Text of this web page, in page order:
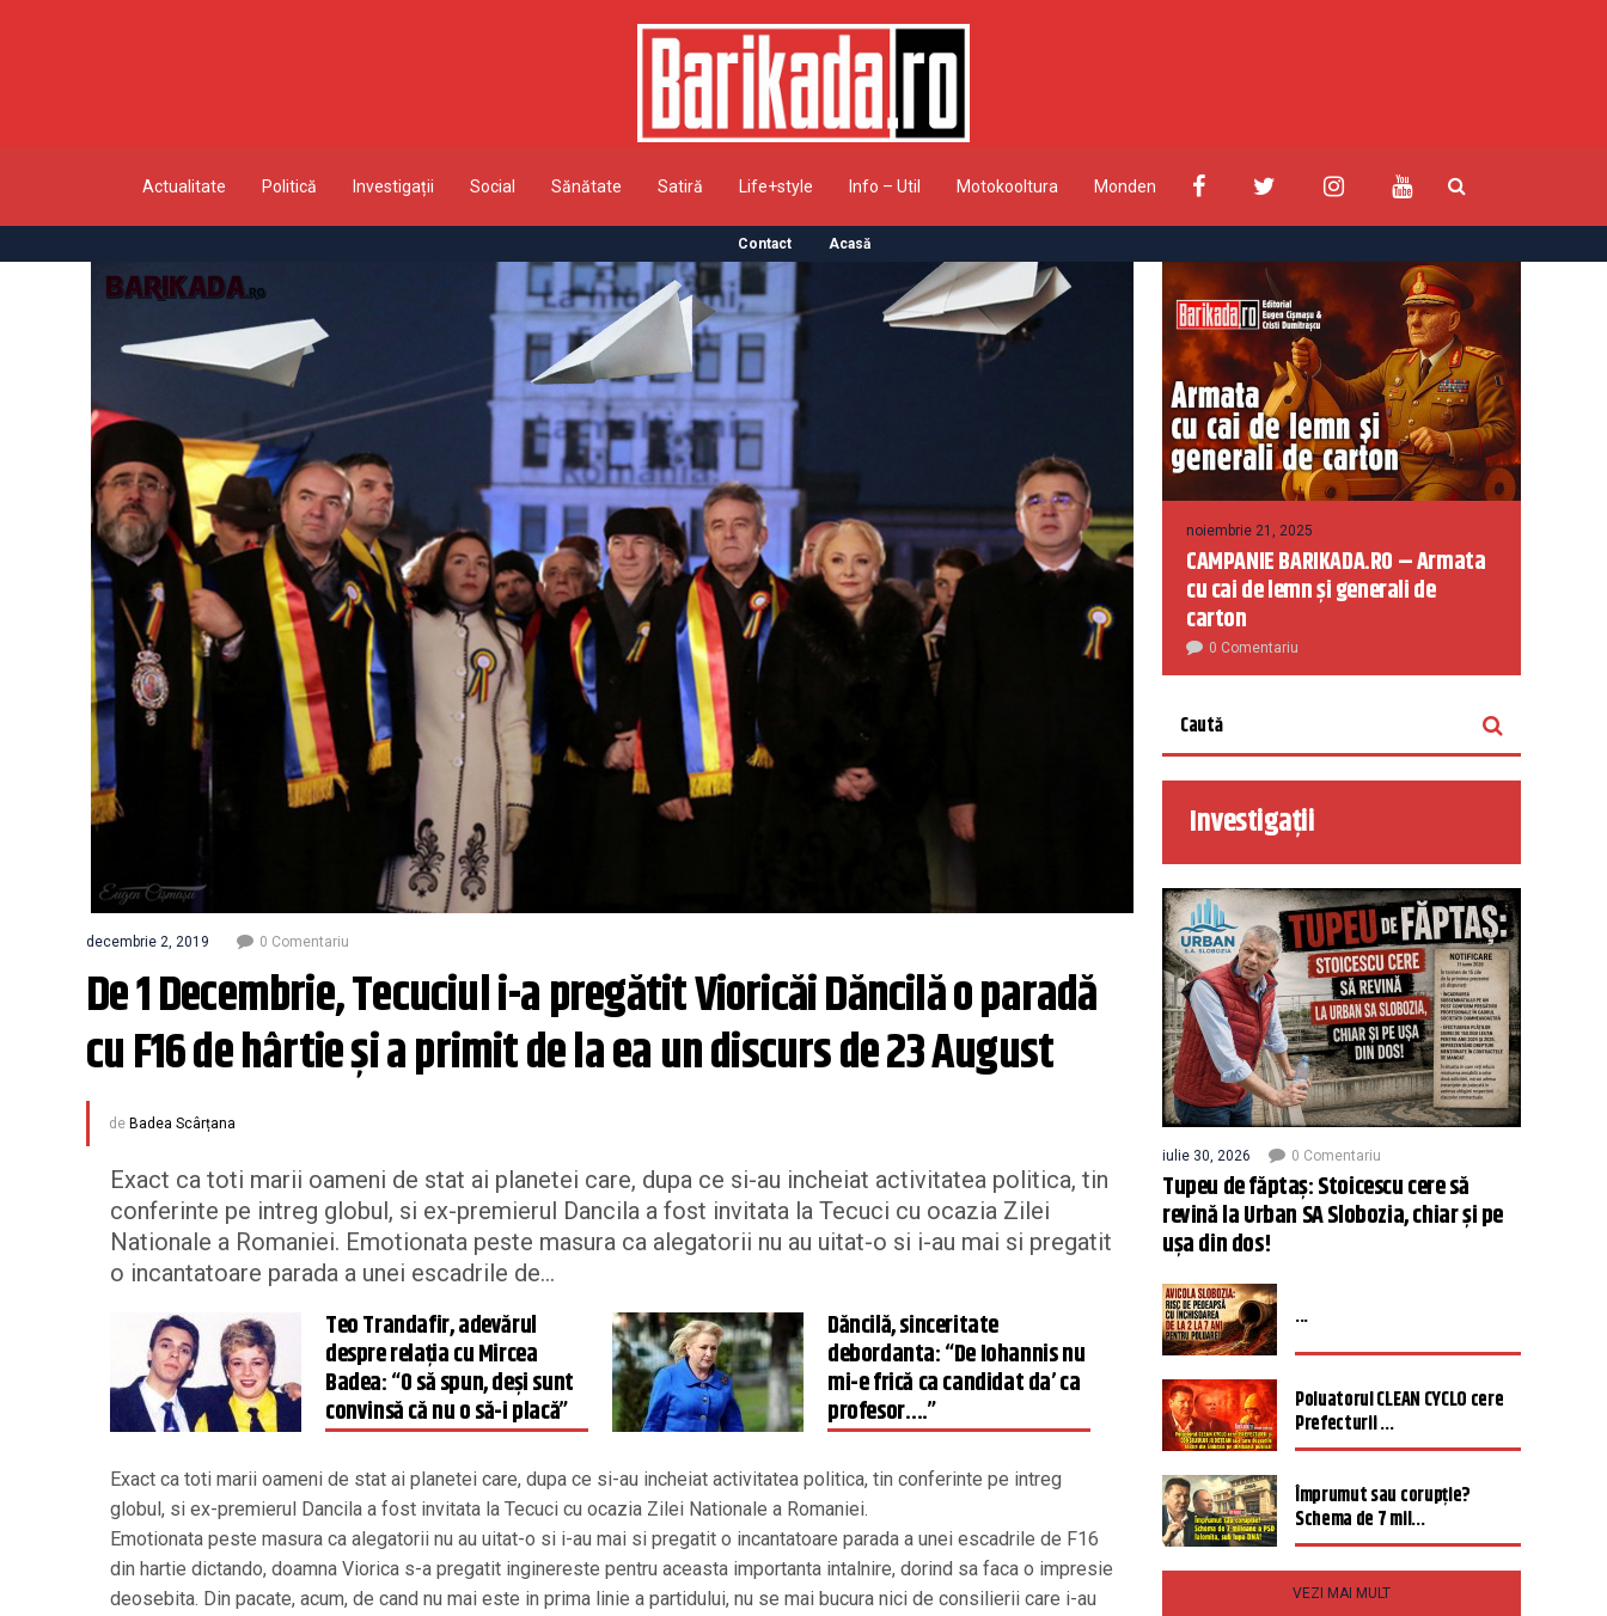
Actualitate Politică Investigații Social Sănătate Satiră Life+style Info – Util Motokooltura Monden
Contact Acasă
decembrie 2, 2019 0 Comentariu
De 1 Decembrie, Tecuciul i-a pregătit Vioricăi Dăncilă o paradă
cu F16 de hârtie și a primit de la ea un discurs de 23 August
de Badea Scârțana
Exact ca toti marii oameni de stat ai planetei care, dupa ce si-au incheiat activitatea politica, tin
conferinte pe intreg globul, si ex-premierul Dancila a fost invitata la Tecuci cu ocazia Zilei
Nationale a Romaniei. Emotionata peste masura ca alegatorii nu au uitat-o si i-au mai si pregatit
o incantatoare parada a unei escadrile de...
Teo Trandafir, adevărul
despre relația cu Mircea
Badea: “O să spun, deși sunt
convinsă că nu o să-i placă”
Dăncilă, sinceritate
debordanta: “De Iohannis nu
mi-e frică ca candidat da’ ca
profesor….”
Exact ca toti marii oameni de stat ai planetei care, dupa ce si-au incheiat activitatea politica, tin conferinte pe intreg
globul, si ex-premierul Dancila a fost invitata la Tecuci cu ocazia Zilei Nationale a Romaniei.
Emotionata peste masura ca alegatorii nu au uitat-o si i-au mai si pregatit o incantatoare parada a unei escadrile de F16
din hartie dictando, doamna Viorica s-a pregatit inginereste pentru aceasta importanta intalnire, dorind sa faca o impresie
deosebita. Din pacate, acum, de cand nu mai este in prima linie a partidului, nu se mai bucura nici de consilierii care i-au
noiembrie 21, 2025
CAMPANIE BARIKADA.RO – Armata
cu cai de lemn și generali de
carton
0 Comentariu
Investigații
iulie 30, 2026 0 Comentariu
Tupeu de făptaș: Stoicescu cere să
revină la Urban SA Slobozia, chiar și pe
ușa din dos!
...
Poluatorul CLEAN CYCLO cere
Prefecturii ...
Împrumut sau corupție?
Schema de 7 mil...
VEZI MAI MULT